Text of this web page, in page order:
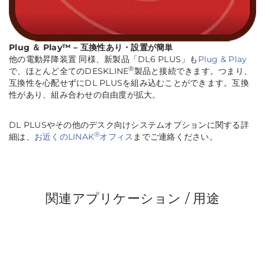
Plug ＆ Play™ – 互換性あり・設置が簡単
他の電動昇降装置 同様、新製品「DL6 PLUS」も Plug & Play
で、ほとんど全てのDESKLINE®製品と接続できます。つまり、
互換性を心配せずにDL PLUSを組み込むことができます。互換
性があり、組み合わせの自由度が拡大。
DL PLUSやその他のデスク向けシステムオプションに関する詳
細は、 お近くのLINAK®オフィス までご連絡ください。
関連アプリケーション / 用途